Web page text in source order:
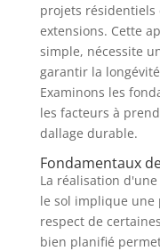
projets résidentiels
extensions. Cette
simple, nécessite
garantir la
Examinons les
les facteurs à
dallage durable.
Fondamentaux
La réalisation
le sol implique
respect de
bien planifié